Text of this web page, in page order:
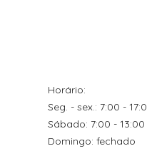
Horário:
Seg. - sex.: 7:00 -
​​Sábado: 7:00 - 13:00
​Domingo: fechado